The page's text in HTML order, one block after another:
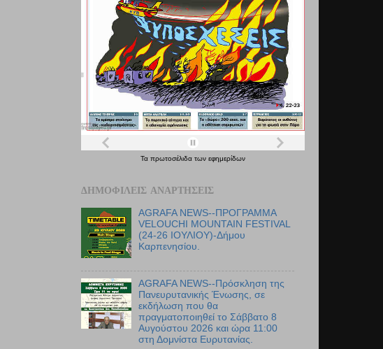
Τα πρωτοσέλιδα των εφημερίδων
ΔΗΜΟΦΙΛΕΊΣ ΑΝΑΡΤΉΣΕΙΣ
AGRAFA NEWS--ΠΡΟΓΡΑΜΜΑ
VELOUCHI MOUNTAIN FESTIVAL
(24-26 ΙΟΥΛΙΟΥ)-Δήμου
Καρπενησίου.
AGRAFA NEWS--Πρόσκληση της
Πανευρυτανικής Ένωσης, σε
εκδήλωση που θα
πραγματοποιηθεί το Σάββατο 8
Αυγούστου 2026 και ώρα 11:00
στη Δομνίστα Ευρυτανίας.